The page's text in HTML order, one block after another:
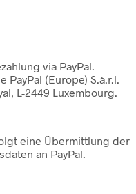
via PayPal.
(Europe) S.à.r.l.
L-2449 Luxembourg.
eine Übermittlung der
an PayPal.